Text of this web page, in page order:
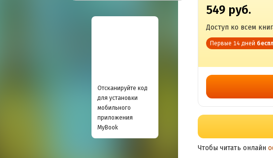
Отсканируйте код
для установки
мобильного
приложения
MyBook
549 руб.
Доступ ко всем
Первые 14 дней
Чтобы читать онлайн